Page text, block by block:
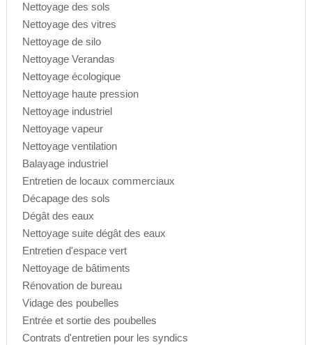
Nettoyage des sols
Nettoyage des vitres
Nettoyage de silo
Nettoyage Verandas
Nettoyage écologique
Nettoyage haute pression
Nettoyage industriel
Nettoyage vapeur
Nettoyage ventilation
Balayage industriel
Entretien de locaux commerciaux
Décapage des sols
Dégât des eaux
Nettoyage suite dégât des eaux
Entretien d'espace vert
Nettoyage de bâtiments
Rénovation de bureau
Vidage des poubelles
Entrée et sortie des poubelles
Contrats d'entretien pour les syndics